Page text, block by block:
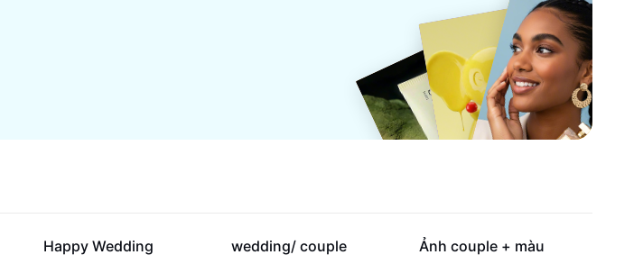
5.9万
Happy Wedding 5.8万
wedding/ couple 3.5万
Ảnh couple + màu